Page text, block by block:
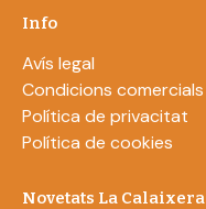
Info
Avís legal
Condicions comercials
Política de privacitat
Política de cookies
Novetats La Calaixera